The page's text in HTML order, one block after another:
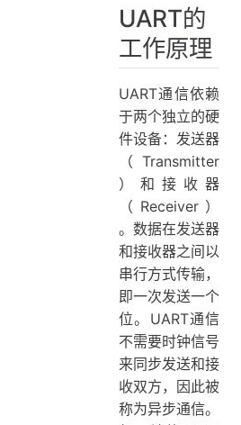
UART的
工作原理
UART通信依赖
于两个独立的硬
件设备：发送器
（Transmitter
）和接收器
（Receiver）
。数据在发送器
和接收器之间以
串行方式传输，
即一次发送一个
位。UART通信
不需要时钟信号
来同步发送和接
收双方，因此被
称为异步通信。